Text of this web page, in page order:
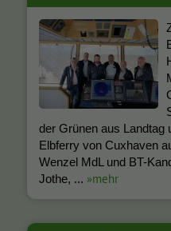
der Grünen aus Landtag
Elbferry von Cuxhaven
Wenzel MdL und BT-
Jothe, ... »mehr